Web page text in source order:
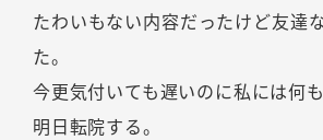
たわいもない内容だったけど友達
た。
今更気付いても遅いのに私には何
明日転院する。